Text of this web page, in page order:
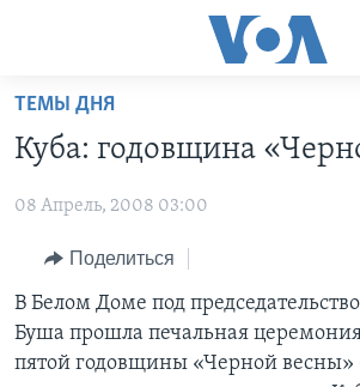
Перейти
основной
Перейти
навигации
Перейти
ГЛАВНОЕ
ПРОГРАММЫ
АМЕРИКА
НОВОСТИ ЗА МИНУТУ
ИТОГИ
ПОЧЕМУ ЭТО ВАЖНО?
ПРОЕКТЫ
УЧИМ АНГЛИЙСКИЙ
НАША АМЕРИКАНСКАЯ ИСТОРИЯ
А КАК В АМЕРИКЕ?
ЭКСПЕРТИЗА
ИНТЕРВЬЮ
ФАКТЫ ПРОТИВ ФЕЙКОВ
ТЕМЫ ДНЯ
Куба: годовщина
08 Апрель, 2008 03:00
Поделиться
В Белом Доме под
Буша прошла печальная
пятой годовщины «Черной весны»